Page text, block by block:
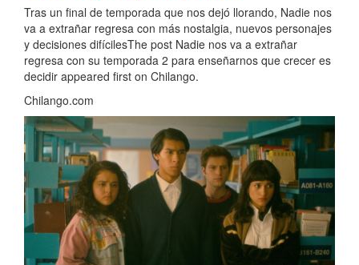
Tras un final de temporada que nos dejó llorando, Nadie nos
va a extrañar regresa con más nostalgia, nuevos personajes
y decisiones difícilesThe post Nadie nos va a extrañar
regresa con su temporada 2 para enseñarnos que crecer es
decidir appeared first on Chilango.
Chilango.com